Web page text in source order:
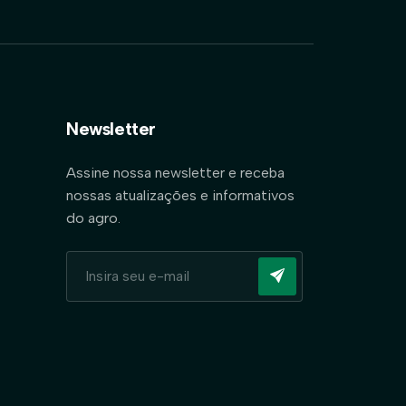
Newsletter
Assine nossa newsletter e receba
nossas atualizações e informativos
do agro.